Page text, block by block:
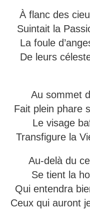
À flanc des
Suintait la
La foule
De leurs
Au sommet
Fait plein phare
Le visage
Transfigure la
Au-delà du
Se tient la
Qui entendra
Ceux qui auront